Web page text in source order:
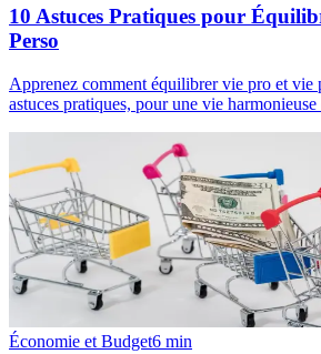
10 Astuces Pratiques pour
Perso
Apprenez comment équilibrer vie pro et vie
astuces pratiques, pour une vie harmonieuse
Économie et Budget6 min